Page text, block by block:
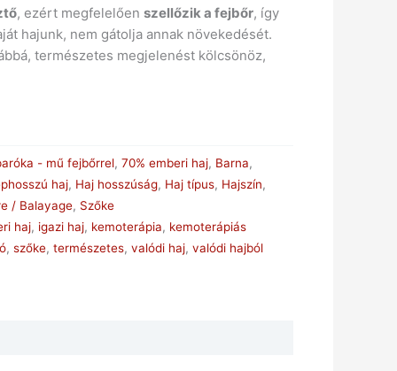
, ezért megfelelőenszellőzik a fejbőr, így
hajunk, nem gátolja annak növekedését.
természetes megjelenést kölcsönöz,
- mű fejbőrrel,70% emberi haj, Barna,
haj, Haj hosszúság, Haj típus, Hajszín,
/ Balayage, Szőke
haj, igazi haj, kemoterápia, kemoterápiás
,szőke,természetes,valódi haj,valódi hajból